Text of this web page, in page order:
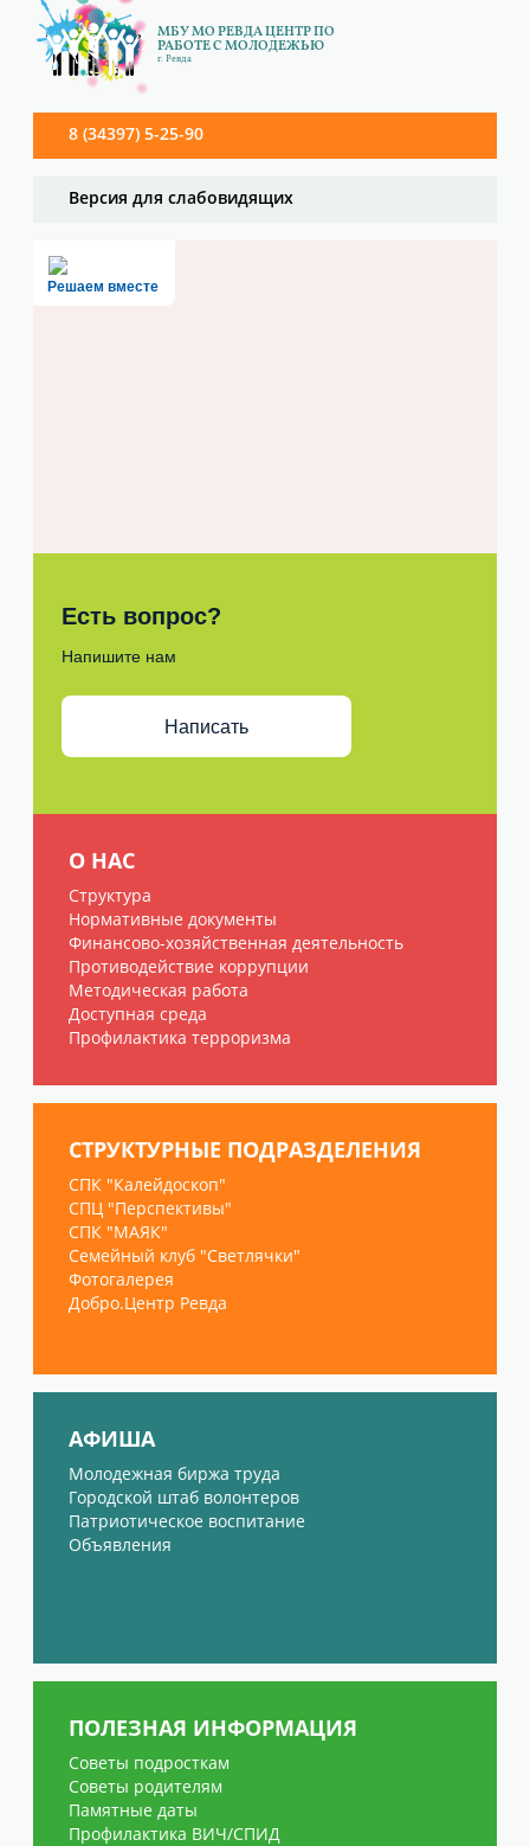
МБУ МО РЕВДА ЦЕНТР ПО
РАБОТЕ С МОЛОДЕЖЬЮ
г. Ревда
8 (34397) 5-25-90
Версия для слабовидящих
Решаем вместе
Есть вопрос?
Напишите нам
Написать
О НАС
Структура
Нормативные документы
Финансово-хозяйственная деятельность
Противодействие коррупции
Методическая работа
Доступная среда
Профилактика терроризма
СТРУКТУРНЫЕ ПОДРАЗДЕЛЕНИЯ
СПК "Калейдоскоп"
СПЦ "Перспективы"
СПК "МАЯК"
Семейный клуб "Светлячки"
Фотогалерея
Добро.Центр Ревда
АФИША
Молодежная биржа труда
Городской штаб волонтеров
Патриотическое воспитание
Объявления
ПОЛЕЗНАЯ ИНФОРМАЦИЯ
Советы подросткам
Советы родителям
Памятные даты
Профилактика ВИЧ/СПИД